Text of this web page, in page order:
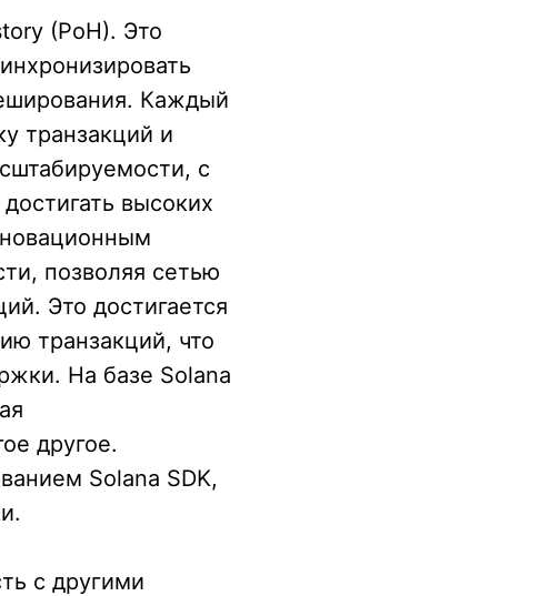
(PoH). Это
Каждый
транзакций и
с
высоких
позволяя сетью
Это достигается
транзакций, что
На базе Solana
другое.
Solana SDK,
с другими